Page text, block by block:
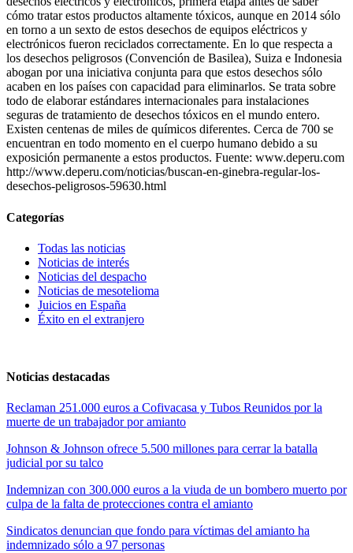
cómo tratar estos productos altamente tóxicos, aunque en 2014 sólo
en torno a un sexto de estos desechos de equipos eléctricos y
electrónicos fueron reciclados correctamente. En lo que respecta a
los desechos peligrosos (Convención de Basilea), Suiza e Indonesia
abogan por una iniciativa conjunta para que estos desechos sólo
acaben en los países con capacidad para eliminarlos. Se trata sobre
todo de elaborar estándares internacionales para instalaciones
seguras de tratamiento de desechos tóxicos en el mundo entero.
Existen centenas de miles de químicos diferentes. Cerca de 700 se
encuentran en todo momento en el cuerpo humano debido a su
exposición permanente a estos productos. Fuente: www.deperu.com
http://www.deperu.com/noticias/buscan-en-ginebra-regular-los-
desechos-peligrosos-59630.html
Categorías
Todas las noticias
Noticias de interés
Noticias del despacho
Noticias de mesotelioma
Juicios en España
Éxito en el extranjero
Noticias destacadas
Reclaman 251.000 euros a Cofivacasa y Tubos Reunidos por la
muerte de un trabajador por amianto
Johnson & Johnson ofrece 5.500 millones para cerrar la batalla
judicial por su talco
Indemnizan con 300.000 euros a la viuda de un bombero muerto por
culpa de la falta de protecciones contra el amianto
Sindicatos denuncian que fondo para víctimas del amianto ha
indemnizado sólo a 97 personas